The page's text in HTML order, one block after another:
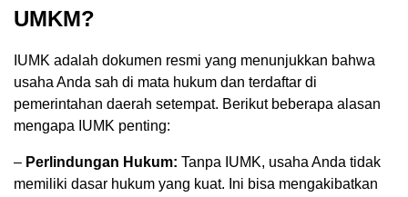
UMKM?
IUMK adalah dokumen resmi yang menunjukkan bahwa
usaha Anda sah di mata hukum dan terdaftar di
pemerintahan daerah setempat. Berikut beberapa alasan
mengapa IUMK penting:
– Perlindungan Hukum: Tanpa IUMK, usaha Anda tidak
memiliki dasar hukum yang kuat. Ini bisa mengakibatkan